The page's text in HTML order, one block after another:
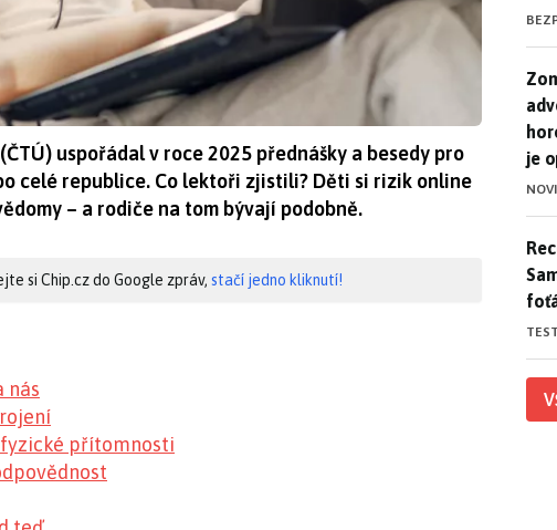
uspořádal v roce 2025 přednášky a besedy pro
celé republice. Co lektoři zjistili? Děti si rizik online
– a rodiče na tom bývají podobně.
si Chip.cz do Google zpráv, stačí jedno kliknutí!
nás
přítomnosti
je